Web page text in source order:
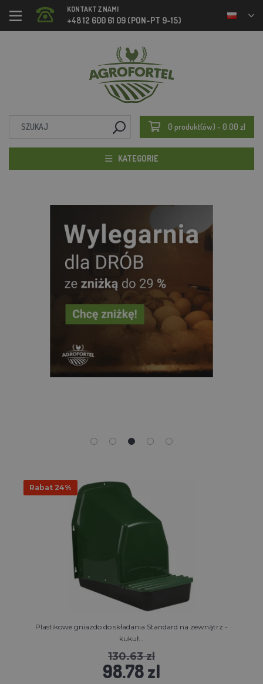
KONTAKT Z NAMI
+48 12 600 61 09 (PON-PT 9-15)
0 produkt(ów) - 0.00 zl
KATEGORIE
Rabat 24%
Plastikowe gniazdo do składania Standard na zewnątrz -
kukuł...
130.63 zl
98.78 zl